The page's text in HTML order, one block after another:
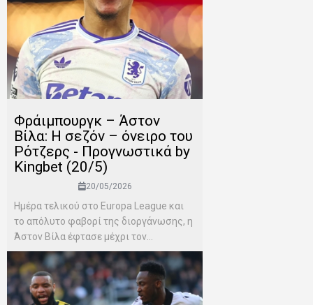
Φράιμπουργκ – Άστον
Βίλα: Η σεζόν – όνειρο του
Ρότζερς - Προγνωστικά by
Kingbet (20/5)
20/05/2026
Ημέρα τελικού στο Europa League και
το απόλυτο φαβορί της διοργάνωσης, η
Άστον Βίλα έφτασε μέχρι τον...